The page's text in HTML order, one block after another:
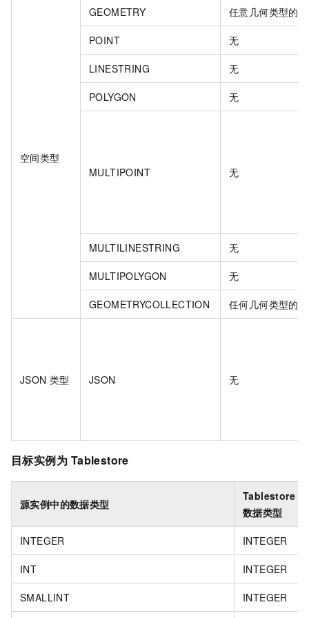
空间类型
GEOMETRY 任意几何类型的值
POINT 无
LINESTRING 无
POLYGON 无
MULTIPOINT 无
MULTILINESTRING 无
MULTIPOLYGON 无
GEOMETRYCOLLECTION 任何几何类型的
JSON 类型 JSON 无
目标实例为 Tablestore
源实例中的数据类型
Tablestore
数据类型
INTEGER INTEGER
INT INTEGER
SMALLINT INTEGER